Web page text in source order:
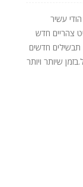
עשיר
צהריים חדש
חדשים
פאניר ומחירים החל מ־55 שקל.בזמן שיותר ויותר